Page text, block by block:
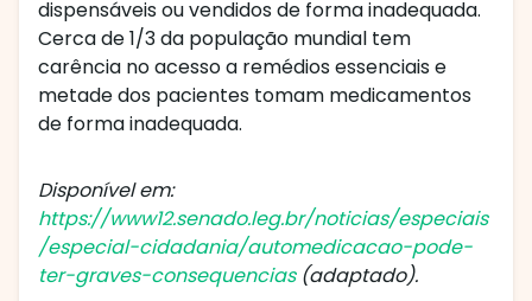
dispensáveis ou vendidos de forma inadequada.
Cerca de 1/3 da população mundial tem
carência no acesso a remédios essenciais e
metade dos pacientes tomam medicamentos
de forma inadequada.
Disponível em:
https://www12.senado.leg.br/noticias/especiais
/especial-cidadania/automedicacao-pode-
ter-graves-consequencias(adaptado).